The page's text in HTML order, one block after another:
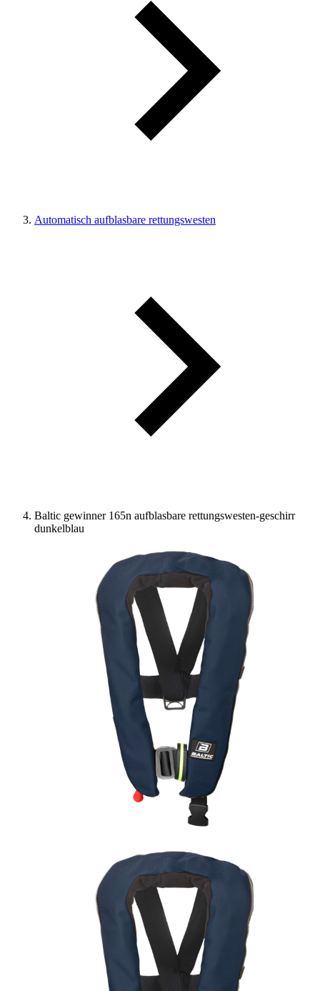
Automatisch aufblasbare rettungswesten
Baltic gewinner 165n aufblasbare rettungswesten-geschirr
dunkelblau